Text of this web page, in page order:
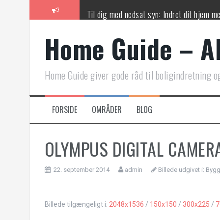
Til dig med nedsat syn: Indret dit hjem
Forandringen i hjemmearbejde: Hvad
Er dit hjem klar til en lille ny? En guide
Din tjekliste til den store flyttedag
Home Guide –
Home Guide giver gode råd til boligindretning
FORSIDE OMRÅDER BLOG
OLYMPUS DIGITAL
22. september 2014 admin Billede udgivet i:
Billede tilgængeligt i: 2048x1536 / 150x150 / 300x225 /